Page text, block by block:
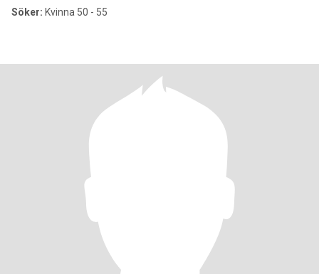
Söker: Kvinna 50 - 55